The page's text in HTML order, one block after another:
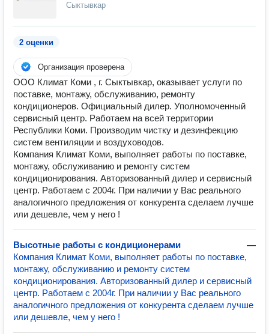
Сыктывкар
2 оценки
Организация проверена
ООО Климат Коми , г. Сыктывкар, оказывает услуги по
поставке, монтажу, обслуживанию, ремонту
кондиционеров. Официальный дилер. Уполномоченный
сервисный центр. Работаем на всей территории
Республики Коми. Производим чистку и дезинфекцию
систем вентиляции и воздуховодов.
Компания Климат Коми, выполняет работы по поставке,
монтажу, обслуживанию и ремонту систем
кондиционирования. Авторизованный дилер и сервисный
центр. Работаем с 2004г. При наличии у Вас реального
аналогичного предложения от конкурента сделаем лучше
или дешевле, чем у него !
Высотные работы с кондиционерами
—
Компания Климат Коми, выполняет работы по поставке,
монтажу, обслуживанию и ремонту систем
кондиционирования. Авторизованный дилер и сервисный
центр. Работаем с 2004г. При наличии у Вас реального
аналогичного предложения от конкурента сделаем лучше
или дешевле, чем у него !